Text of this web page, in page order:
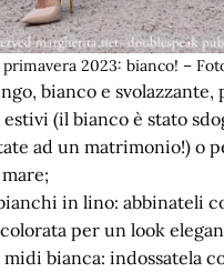
2023: bianco! –
bianco e
(il bianco è stato
ad un matrimonio!) o
in lino: abbinateli
per un look
midi bianca: indossatela